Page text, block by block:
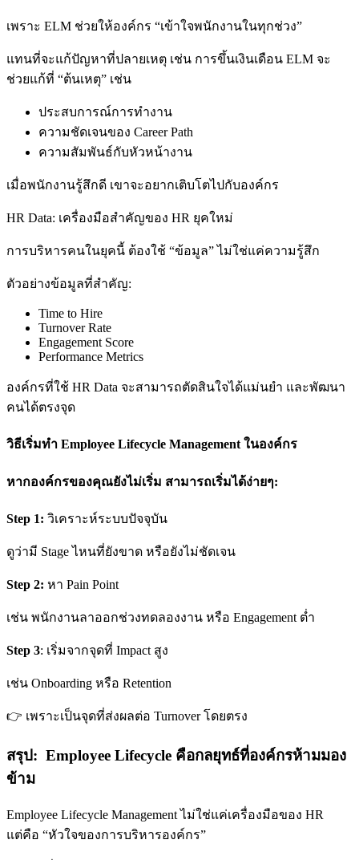
เพราะ ELM ช่วยให้องค์กร “เข้าใจพนักงานในทุกช่วง”
แทนที่จะแก้ปัญหาที่ปลายเหตุ เช่น การขึ้นเงินเดือน ELM จะ
ช่วยแก้ที่ “ต้นเหตุ” เช่น
ประสบการณ์การทำงาน
ความชัดเจนของ Career Path
ความสัมพันธ์กับหัวหน้างาน
เมื่อพนักงานรู้สึกดี เขาจะอยากเติบโตไปกับองค์กร
HR Data: เครื่องมือสำคัญของ HR ยุคใหม่
การบริหารคนในยุคนี้ ต้องใช้ “ข้อมูล” ไม่ใช่แค่ความรู้สึก
ตัวอย่างข้อมูลที่สำคัญ:
Time to Hire
Turnover Rate
Engagement Score
Performance Metrics
องค์กรที่ใช้ HR Data จะสามารถตัดสินใจได้แม่นยำ และพัฒนา
คนได้ตรงจุด
วิธีเริ่มทำ Employee Lifecycle Management ในองค์กร
หากองค์กรของคุณยังไม่เริ่ม สามารถเริ่มได้ง่ายๆ:
Step 1: วิเคราะห์ระบบปัจจุบัน
ดูว่ามี Stage ไหนที่ยังขาด หรือยังไม่ชัดเจน
Step 2: หา Pain Point
เช่น พนักงานลาออกช่วงทดลองงาน หรือ Engagement ต่ำ
Step 3: เริ่มจากจุดที่ Impact สูง
เช่น Onboarding หรือ Retention
👉 เพราะเป็นจุดที่ส่งผลต่อ Turnover โดยตรง
สรุป: Employee Lifecycle คือกลยุทธ์ที่องค์กรห้ามมอง
ข้าม
Employee Lifecycle Management ไม่ใช่แค่เครื่องมือของ HR
แต่คือ “หัวใจของการบริหารองค์กร”